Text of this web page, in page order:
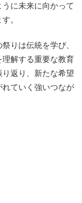
に未来に向かって
。
りは伝統を学び、
解する重要な教育
返り、新たな希望
ていく強いつなが